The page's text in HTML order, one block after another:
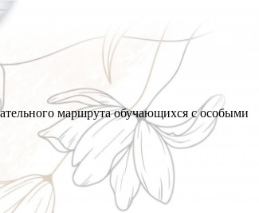
маршрута обучающихся с особыми